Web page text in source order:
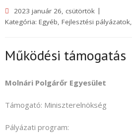
Választási Információk
2023 január 26, csütörtök
Kategória: Egyéb, Fejlesztési pályázatok,
Működési támogatás
Molnári Polgárőr Egyesület
Támogató: Miniszterelnökség
Pályázati program: